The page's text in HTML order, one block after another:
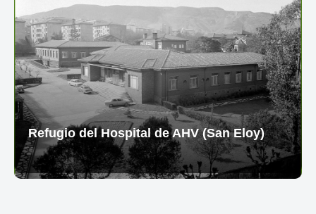
Refugio del Hospital de AHV (San Eloy)